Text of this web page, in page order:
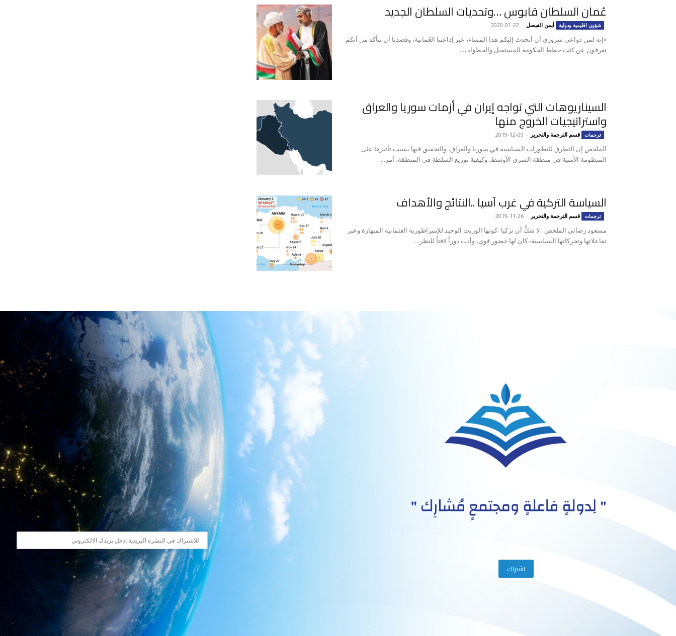
عُمان السلطان قابوس …وتحديات السلطان الجديد
شؤون اقليمية ودولية أيمن الفيصل -
2020-01-22
«إنه لمن دواعي سروري أن أتحدث إليكم هذا المساء، عبر إذاعتنا العُمانية، وقصدنا أن نتأكد من أنكم
تعرفون عن كثب خطط الحكومة للمستقبل والخطوات...
السيناريوهات التي تواجه إيران في أزمات سوريا والعراق
واستراتيجيات الخروج منها
ترجمات قسم الترجمة والتحرير -
2019-12-09
الملخص إن التطرق للتطورات السياسية في سوريا والعراق، والتحقيق فيها بسبب تأثيرها على
المنظومة الأمنية في منطقة الشرق الأوسط، وكيفية توزيع السلطة في المنطقة، أمر...
السياسة التركية في غرب آسيا ..النتائج والأهداف
ترجمات قسم الترجمة والتحرير -
2019-11-26
مسعود رضائي الملخص : لا شكَّ أن تركيا -كونها الوريث الوحيد للإمبراطورية العثمانية المنهارة وعبر
تفاعلاتها وتحرکاتها السياسية- كان لها حضور قوي، وأدت دوراً لافتاً للنظر...